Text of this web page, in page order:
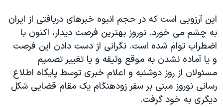
حقوق شهروندی
اقتصادی
علم و فناوری
اسرائیل در جنگ
گالری عکس
انتخابات ریاست جمهوری آمریکا ۲۰۲۴
حمله جمهوری اسلامی به اسرائیل
رمز مهسا
ورزش زنان در ایران
اعتراضات زن، زندگی، آزادی
زبانهای مختلف
این آرزویی است که در حجم انبوه خبرهای دریافتی از ایران
به چشم می خورد. نوروز بهترین فرصت دیدار، اکنون با
اضطراب توام شده است. نگرانی از دست دادن این فرصت
و یا آماده نشدن به موقع وثیقه و یا تغییر تصمیم
مسئولان از روز دوشنبه و اعلام خبری توسط پایگاه اطلاع
رسانی نوروز مبنی بر سفر زودهنگام یک مقام قضایی شکل
دیگری به خود گرفت.